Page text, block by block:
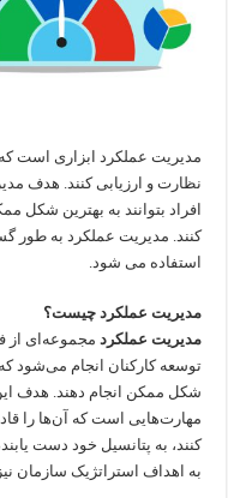
مدیریت عملکرد ابزاری است
نظارت و ارزیابی کنند. هدف
افراد بتوانند به بهترین
کنند. مدیریت عملکرد به
استفاده می شود.
مدیریت عملکرد چیست؟
مدیریت عملکرد مجموعه‌ای از
توسعه کارکنان انجام می‌شود
شکل ممکن انجام دهند. هدف این
مهارت‌هایی است که آن‌ها را
کنند، به پتانسیل خود دست
به اهداف استراتژیک سازمان